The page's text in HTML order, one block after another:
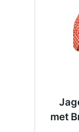
met